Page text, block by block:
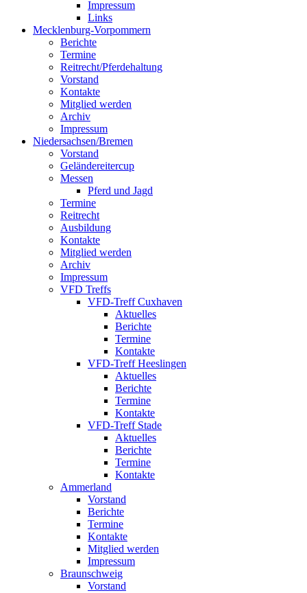
Impressum
Links
Mecklenburg-Vorpommern
Berichte
Termine
Reitrecht/Pferdehaltung
Vorstand
Kontakte
Mitglied werden
Archiv
Impressum
Niedersachsen/Bremen
Vorstand
Geländereitercup
Messen
Pferd und Jagd
Termine
Reitrecht
Ausbildung
Kontakte
Mitglied werden
Archiv
Impressum
VFD Treffs
VFD-Treff Cuxhaven
Aktuelles
Berichte
Termine
Kontakte
VFD-Treff Heeslingen
Aktuelles
Berichte
Termine
Kontakte
VFD-Treff Stade
Aktuelles
Berichte
Termine
Kontakte
Ammerland
Vorstand
Berichte
Termine
Kontakte
Mitglied werden
Impressum
Braunschweig
Vorstand